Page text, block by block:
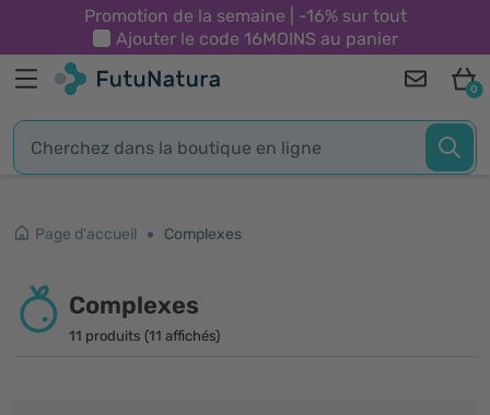
Promotion de la semaine | -16% sur tout
Ajouter le code 16MOINS au panier
0
Page d'accueil Complexes
Complexes
11 produits (11 affichés)